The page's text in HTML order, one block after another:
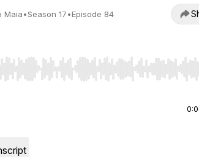
Maia•Season 17•Episode 84
Right to seek, Home/End to jump to start